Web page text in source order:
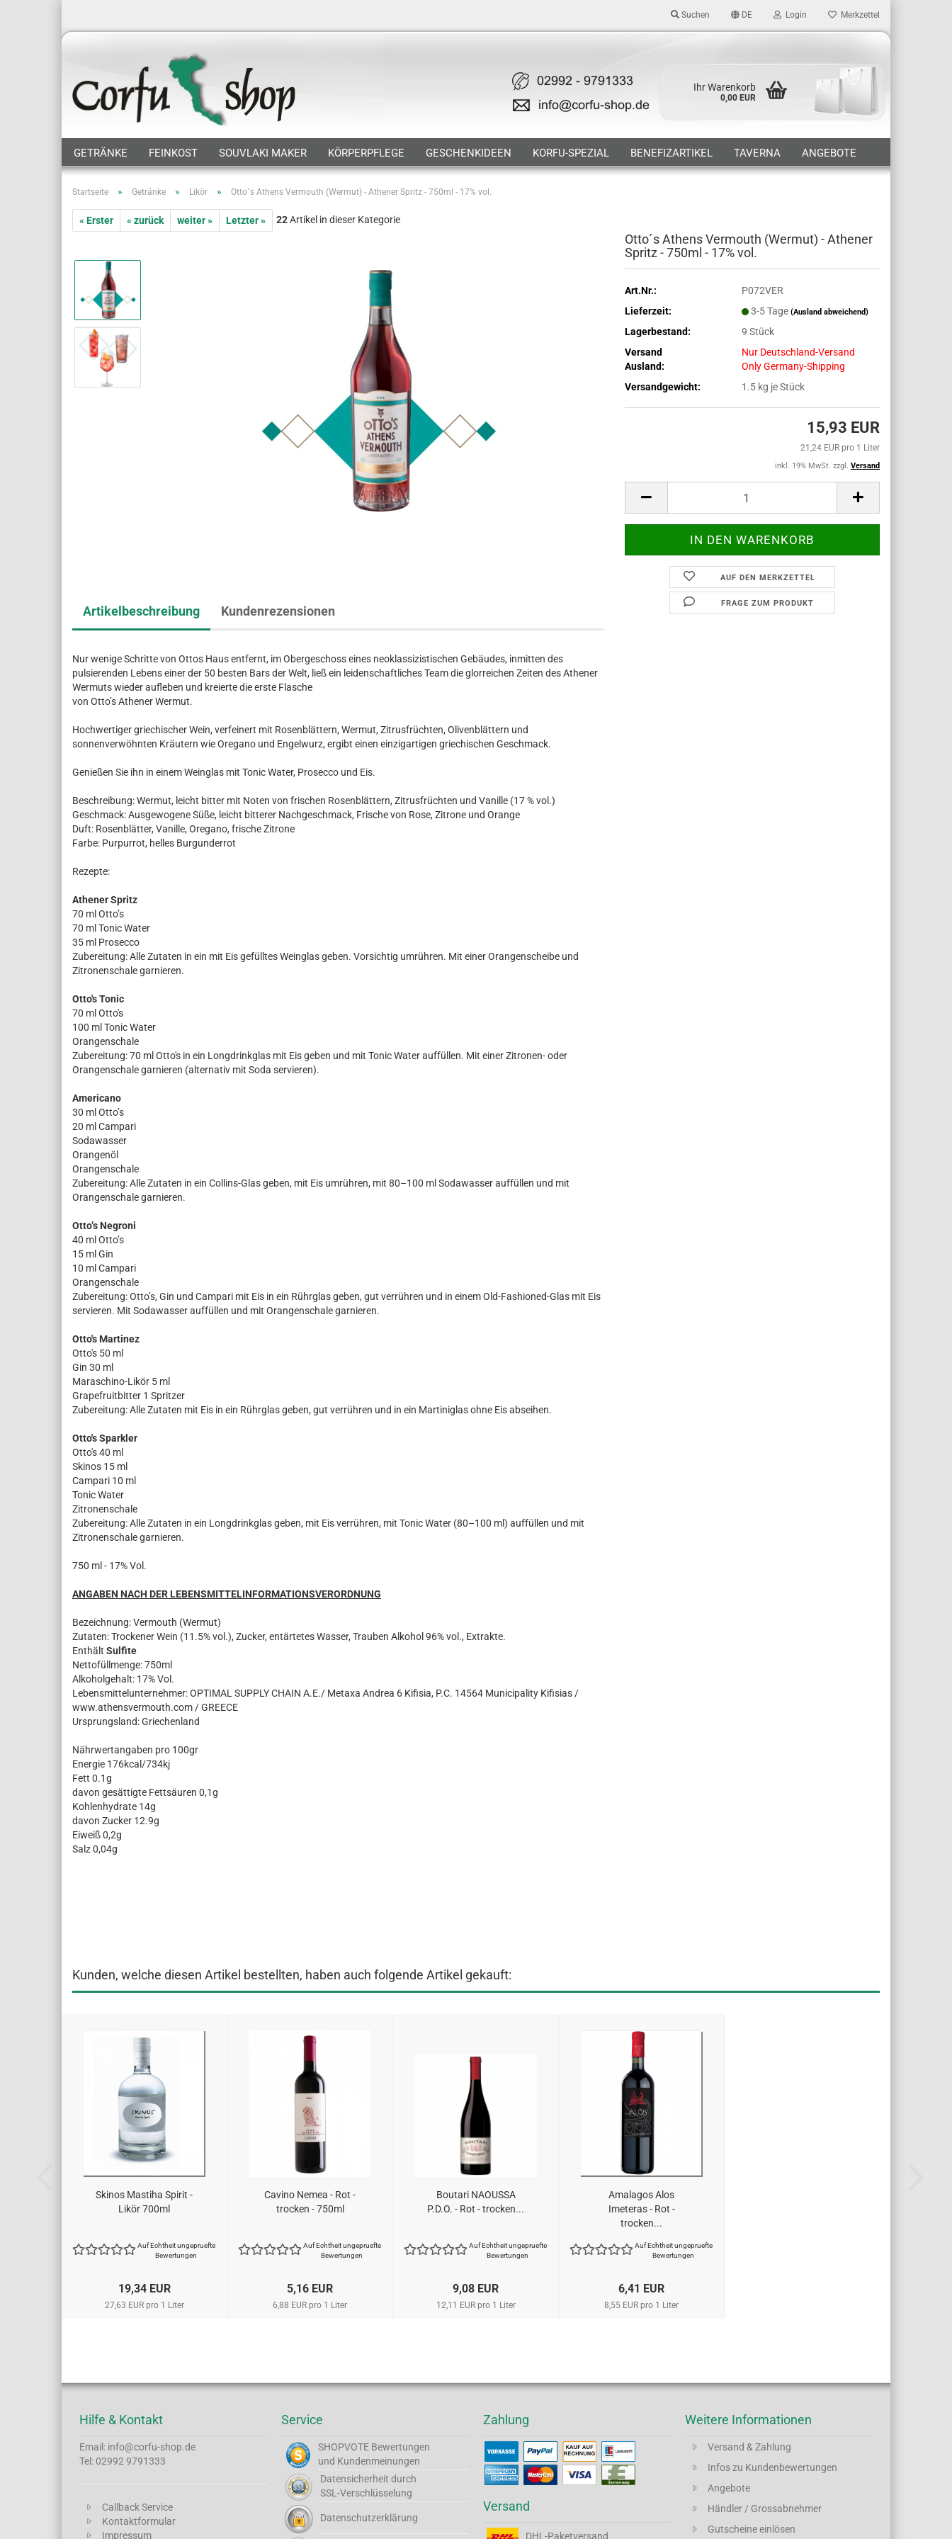
Suchen DE Login Merkzettel
Ihr Warenkorb
0,00 EUR
GETRÄNKE FEINKOST SOUVLAKI MAKER KÖRPERPFLEGE GESCHENKIDEEN KORFU-SPEZIAL BENEFIZARTIKEL TAVERNA ANGEBOTE
Startseite » Getränke » Likör » Otto´s Athens Vermouth (Wermut) - Athener Spritz - 750ml - 17% vol.
« Erster « zurück weiter » Letzter » 22Artikel in dieser Kategorie
Otto´s Athens Vermouth (Wermut) - Athener
Spritz - 750ml - 17% vol.
Art.Nr.:
P072VER
Lieferzeit:
3-5 Tage (Ausland abweichend)
Lagerbestand: 9 Stück
Versand
Ausland:
Nur Deutschland-Versand
Only Germany-Shipping
Versandgewicht:
1.5 kg je Stück
15,93 EUR
21,24 EUR pro 1 Liter
inkl. 19% MwSt. zzgl. Versand
AUF DEN MERKZETTEL
FRAGE ZUM PRODUKT
Artikelbeschreibung Kundenrezensionen
Nur wenige Schritte von Ottos Haus entfernt, im Obergeschoss eines neoklassizistischen Gebäudes, inmitten des
pulsierenden Lebens einer der 50 besten Bars der Welt, ließ ein leidenschaftliches Team die glorreichen Zeiten des Athener
Wermuts wieder aufleben und kreierte die erste Flasche
von Otto’s Athener Wermut.
Hochwertiger griechischer Wein, verfeinert mit Rosenblättern, Wermut, Zitrusfrüchten, Olivenblättern und
sonnenverwöhnten Kräutern wie Oregano und Engelwurz, ergibt einen einzigartigen griechischen Geschmack.
Genießen Sie ihn in einem Weinglas mit Tonic Water, Prosecco und Eis.
Beschreibung: Wermut, leicht bitter mit Noten von frischen Rosenblättern, Zitrusfrüchten und Vanille (17 % vol.)
Geschmack: Ausgewogene Süße, leicht bitterer Nachgeschmack, Frische von Rose, Zitrone und Orange
Duft: Rosenblätter, Vanille, Oregano, frische Zitrone
Farbe: Purpurrot, helles Burgunderrot
Rezepte:
Athener Spritz
70 ml Otto’s
70 ml Tonic Water
35 ml Prosecco
Zubereitung: Alle Zutaten in ein mit Eis gefülltes Weinglas geben. Vorsichtig umrühren. Mit einer Orangenscheibe und
Zitronenschale garnieren.
Otto's Tonic
70 ml Otto's
100 ml Tonic Water
Orangenschale
Zubereitung: 70 ml Otto's in ein Longdrinkglas mit Eis geben und mit Tonic Water auffüllen. Mit einer Zitronen- oder
Orangenschale garnieren (alternativ mit Soda servieren).
Americano
30 ml Otto’s
20 ml Campari
Sodawasser
Orangenöl
Orangenschale
Zubereitung: Alle Zutaten in ein Collins-Glas geben, mit Eis umrühren, mit 80–100 ml Sodawasser auffüllen und mit
Orangenschale garnieren.
Otto’s Negroni
40 ml Otto’s
15 ml Gin
10 ml Campari
Orangenschale
Zubereitung: Otto’s, Gin und Campari mit Eis in ein Rührglas geben, gut verrühren und in einem Old-Fashioned-Glas mit Eis
servieren. Mit Sodawasser auffüllen und mit Orangenschale garnieren.
Otto's Martinez
Otto's 50 ml
Gin 30 ml
Maraschino-Likör 5 ml
Grapefruitbitter 1 Spritzer
Zubereitung: Alle Zutaten mit Eis in ein Rührglas geben, gut verrühren und in ein Martiniglas ohne Eis abseihen.
Otto's Sparkler
Otto's 40 ml
Skinos 15 ml
Campari 10 ml
Tonic Water
Zitronenschale
Zubereitung: Alle Zutaten in ein Longdrinkglas geben, mit Eis verrühren, mit Tonic Water (80–100 ml) auffüllen und mit
Zitronenschale garnieren.
750 ml - 17% Vol.
ANGABEN NACH DER LEBENSMITTELINFORMATIONSVERORDNUNG
Bezeichnung: Vermouth (Wermut)
Zutaten: Trockener Wein (11.5% vol.), Zucker, entärtetes Wasser, Trauben Alkohol 96% vol., Extrakte.
Enthält Sulfite
Nettofüllmenge: 750ml
Alkoholgehalt: 17% Vol.
Lebensmittelunternehmer: OPTIMAL SUPPLY CHAIN A.E./ Metaxa Andrea 6 Kifisia, P.C. 14564 Municipality Kifisias /
www.athensvermouth.com / GREECE
Ursprungsland: Griechenland
Nährwertangaben pro 100gr
Energie 176kcal/734kj
Fett 0.1g
davon gesättigte Fettsäuren 0,1g
Kohlenhydrate 14g
davon Zucker 12.9g
Eiweiß 0,2g
Salz 0,04g
Kunden, welche diesen Artikel bestellten, haben auch folgende Artikel gekauft:
Skinos Mastiha Spirit -
Likör 700ml
Auf Echtheit ungepruefte
Bewertungen
19,34 EUR
27,63 EUR pro 1 Liter
Cavino Nemea - Rot -
trocken - 750ml
Auf Echtheit ungepruefte
Bewertungen
5,16 EUR
6,88 EUR pro 1 Liter
Boutari NAOUSSA
P.D.O. - Rot - trocken...
Auf Echtheit ungepruefte
Bewertungen
9,08 EUR
12,11 EUR pro 1 Liter
Amalagos Alos
Imeteras - Rot -
trocken...
Auf Echtheit ungepruefte
Bewertungen
6,41 EUR
8,55 EUR pro 1 Liter
Hilfe & Kontakt
Email: info@corfu-shop.de
Tel: 02992 9791333
Callback Service
Kontaktformular
Impressum
Service
SHOPVOTE Bewertungen
und Kundenmeinungen
Datensicherheit durch
SSL-Verschlüsselung
Datenschutzerklärung
Zahlung
Versand
DHL-Paketversand
Weitere Informationen
Versand & Zahlung
Infos zu Kundenbewertungen
Angebote
Händler / Grossabnehmer
Gutscheine einlösen